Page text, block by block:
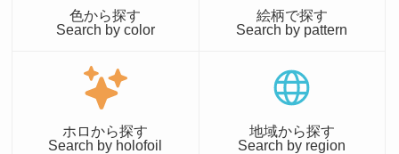
色から探す
Search by color
絵柄で探す
Search by pattern
ホロから探す
Search by holofoil
地域から探す
Search by region